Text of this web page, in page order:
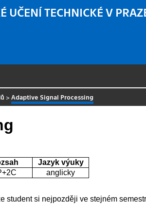
UČENÍ TECHNICKÉ V
> Adaptive Signal Processing
Jazyk výuky
anglicky
student si nejpozději ve stejném